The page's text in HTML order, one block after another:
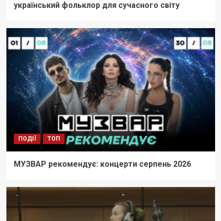
український фольклор для сучасного світу
ПОДІЇ ТОП
МУЗВАР рекомендує: концерти серпень 2026